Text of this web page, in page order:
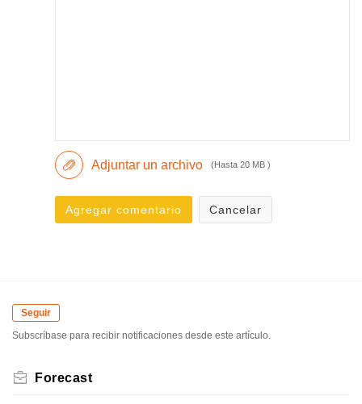
Adjuntar un archivo (Hasta 20 MB )
Agregar comentario Cancelar
Seguir
Subscríbase para recibir notificaciones desde este artículo.
Forecast